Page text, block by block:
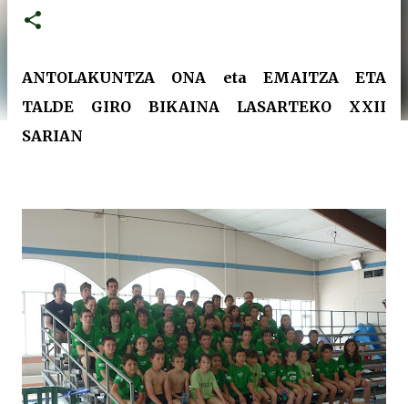
ANTOLAKUNTZA ONA eta EMAITZA ETA
TALDE GIRO BIKAINA LASARTEKO XXII
SARIAN